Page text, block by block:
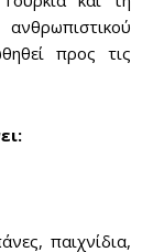
προς τις
παιχνίδια,